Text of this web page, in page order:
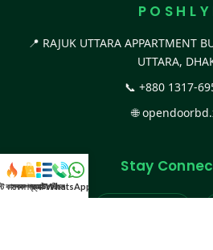
P O S H L Y
📍 RAJUK UTTARA APPARTMENT
UTTARA,
📞 +880 1317-
🌐
Stay
কালেকশন
সকল প্রডাক্টক্যাটাগরিকল
WhatsApp করুন